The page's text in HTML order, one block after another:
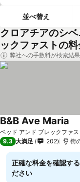
並べ替え
クロアチアのシ
ックファストの
弊社への手数料が検索結
ベッド アンド ブレックファス
B&B Ave Maria
9.3 大満足 202 街
正確な料金を確認す
ださい